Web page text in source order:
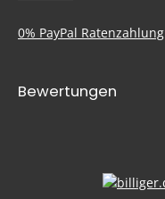
0% PayPal Ratenzahlung
Bewertungen